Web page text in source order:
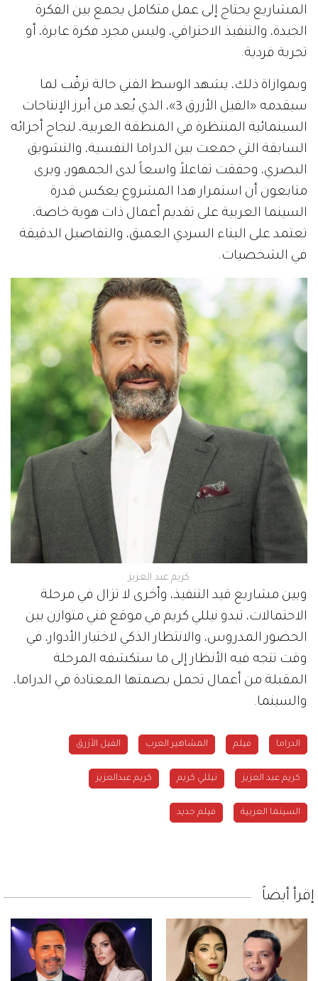
المشاريع يحتاج إلى عمل متكامل يجمع بين الفكرة
الجيدة، والتنفيذ الاحترافي، وليس مجرد فكرة عابرة، أو
تجربة فردية.
وبموازاة ذلك، يشهد الوسط الفني حالة ترقّب لما
سيقدمه «الفيل الأزرق 3»، الذي يُعد من أبرز الإنتاجات
السينمائية المنتظرة في المنطقة العربية، لنجاح أجزائه
السابقة التي جمعت بين الدراما النفسية، والتشويق
البصري، وحققت تفاعلاً واسعاً لدى الجمهور، ويرى
متابعون أن استمرار هذا المشروع يعكس قدرة
السينما العربية على تقديم أعمال ذات هوية خاصة،
تعتمد على البناء السردي العميق، والتفاصيل الدقيقة
في الشخصيات.
كريم عبد العزيز
وبين مشاريع قيد التنفيذ، وأخرى لا تزال في مرحلة
الاحتمالات، تبدو نيللي كريم في موقع فني متوازن بين
الحضور المدروس، والانتظار الذكي لاختيار الأدوار، في
وقت تتجه فيه الأنظار إلى ما ستكشفه المرحلة
المقبلة من أعمال تحمل بصمتها المعتادة في الدراما،
والسينما.
الدراما فيلم المشاهير العرب الفيل الأزرق
كريم عبد العزيز نيللي كريم كريم عبدالعزيز
السينما العربية فيلم جديد
إقرأ أيضاً